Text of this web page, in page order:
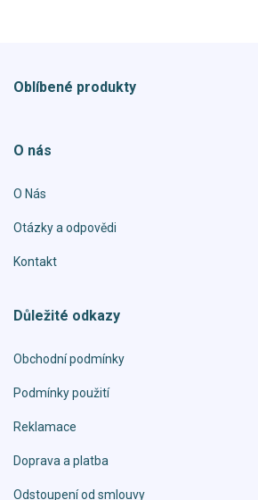
Oblíbené produkty
O nás
O Nás
Otázky a odpovědi
Kontakt
Důležité odkazy
Obchodní podmínky
Podmínky použití
Reklamace
Doprava a platba
Odstoupení od smlouvy